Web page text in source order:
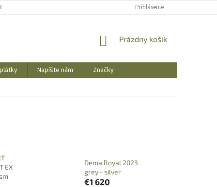
PORIADOK OBCHODNÉ PODMIENKYPrihlásenie
NÁKUPNÝ
Prázdny košík
Napíšte nám Značky
EX
Dema Royal 2023
grey - silver
€1 620